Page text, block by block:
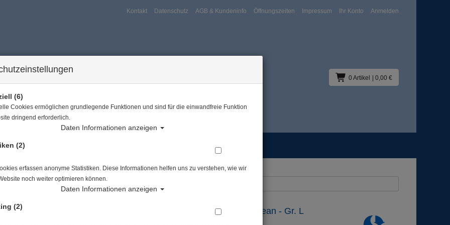
Kontakt Datenschutz AGB & Kundeninfo Öffnungszeiten Impressum Ihr Konto Anmelden
0 Artikel | 0,00 €
Tauchausrüstung Scubapro Rash Guard UPF-50 - Damen - Langarm - Caribbean - Gr. L
Scubapro Rash Guard UPF-50 - Damen - Langarm - Caribbean - Gr. L
(6)
Cookies ermöglichen grundlegende Funktionen und sind für die einwandfreie Funktion
dringend erforderlich.
Daten Informationen anzeigen
(2)
erfassen anonyme Statistiken. Diese Informationen helfen uns zu verstehen, wie wir
noch weiter optimieren können.
Daten Informationen anzeigen
(2)